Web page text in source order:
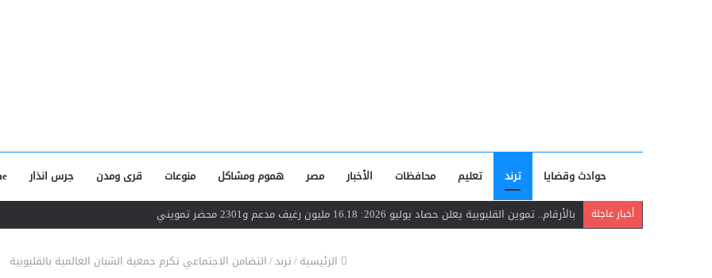
حوادث وقضايا ترند تعليم محافظات الأخبار مصر هموم ومشاكل منوعات قرى ومدن جرس انذار
أخبار عاجلة بالأرقام.. تموين القليوبية يعلن حصاد يوليو 2026: 16.18 مليون رغيف مدعم و2301 محضر تمويني
الرئيسية/ترند/التضامن الاجتماعي تكرم جمعية الشبان العالمية بالقليوبية